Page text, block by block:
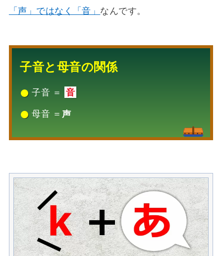
「声」ではなく「音」 なんです。
子音と母音の関係
子音 ＝ 音
母音 ＝ 声